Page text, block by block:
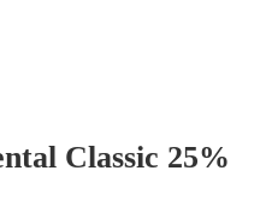
Classic 25%